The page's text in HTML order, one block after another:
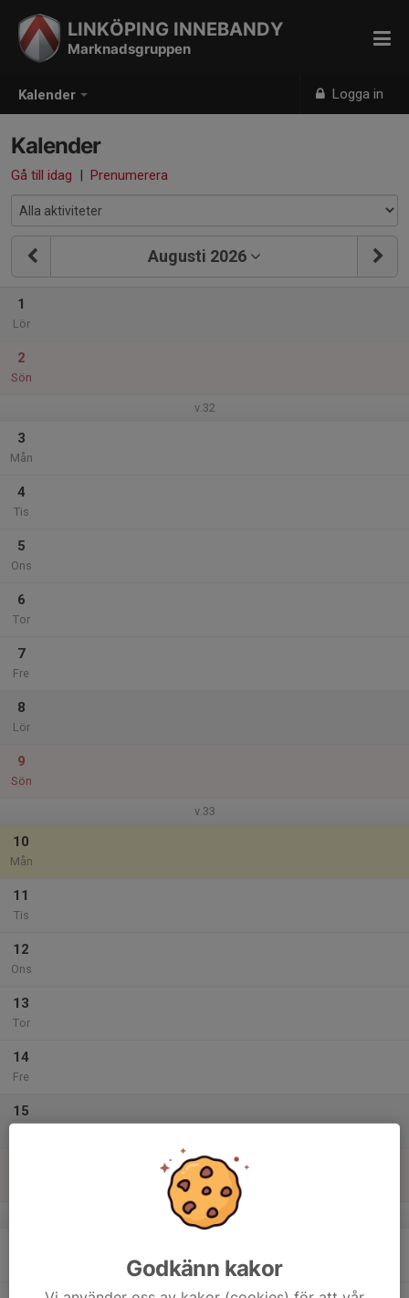
Kalender Logga in
LINKÖPING INNEBANDY
Marknadsgruppen
Kalender
Gå till idag | Prenumerera
Augusti 2026
1
Lör
2
Sön
v.32
3
Mån
4
Tis
5
Ons
6
Tor
7
Fre
8
Lör
9
Sön
v.33
10
Mån
11
Tis
12
Ons
13
Tor
14
Fre
15
v.34
Godkänn kakor